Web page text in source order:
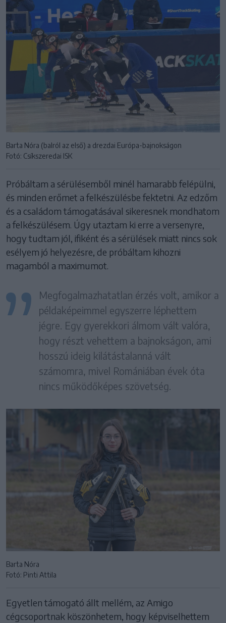
Barta Nóra (balról az első) a drezdai Európa-bajnokságon
Fotó: Csíkszeredai ISK
Próbáltam a sérülésemből minél hamarabb felépülni,
és minden erőmet a felkészülésbe fektetni. Az edzőm
és a családom támogatásával sikeresnek mondhatom
a felkészülésem. Úgy utaztam ki erre a versenyre,
hogy tudtam jól, ifiként és a sérülések miatt nincs sok
esélyem jó helyezésre, de próbáltam kihozni
magamból a maximumot.
Megfogalmazhatatlan érzés volt, amikor a
példaképeimmel egyszerre léphettem
jégre. Egy gyerekkori álmom vált valóra,
hogy részt vehettem a bajnokságon, ami
hosszú ideig kilátástalanná vált
számomra, mivel Romániában évek óta
nincs működőképes szövetség.
Barta Nóra
Fotó: Pinti Attila
Egyetlen támogató állt mellém, az Amigo
cégcsoportnak köszönhetem, hogy képviselhettem